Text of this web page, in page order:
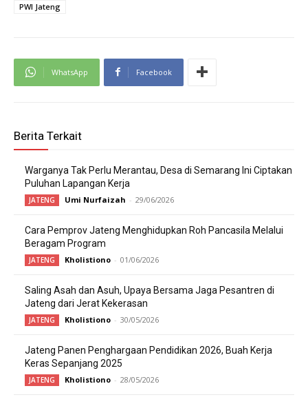
PWI Jateng
WhatsApp Facebook
Berita Terkait
Warganya Tak Perlu Merantau, Desa di Semarang Ini Ciptakan
Puluhan Lapangan Kerja
JATENG Umi Nurfaizah - 29/06/2026
Cara Pemprov Jateng Menghidupkan Roh Pancasila Melalui
Beragam Program
JATENG Kholistiono - 01/06/2026
Saling Asah dan Asuh, Upaya Bersama Jaga Pesantren di
Jateng dari Jerat Kekerasan
JATENG Kholistiono - 30/05/2026
Jateng Panen Penghargaan Pendidikan 2026, Buah Kerja
Keras Sepanjang 2025
JATENG Kholistiono - 28/05/2026